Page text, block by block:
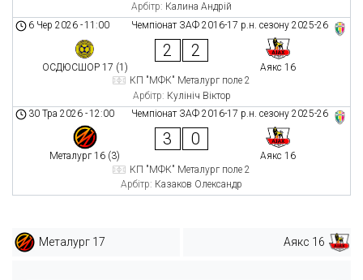
Арбітр: Калина Андрій
Чемпіонат ЗАФ 2016-17 р.н. сезону 2025-26
6 Чер 2026 -11:00
ОСДЮСШОР 17 (1)
2 2
Аякс 16
КП "МФК" Металург поле 2
Арбітр: Кулініч Віктор
Чемпіонат ЗАФ 2016-17 р.н. сезону 2025-26
30 Тра 2026 -12:00
Металург 16 (3)
3 0
Аякс 16
КП "МФК" Металург поле 2
Арбітр: Казаков Олександр
Металург 17 Аякс 16